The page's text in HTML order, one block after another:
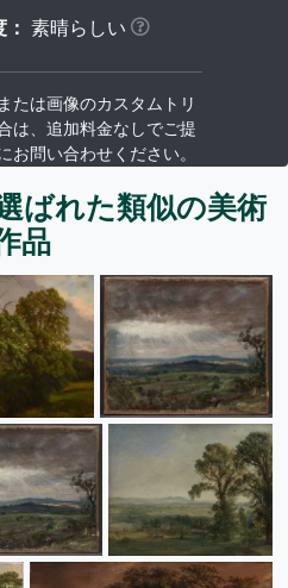
素晴らしい
たは画像のカスタムトリ
は、追加料金なしでご提
お問い合わせください。
ばれた類似の美術
品